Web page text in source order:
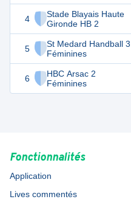
4
Stade Blayais Haute
Gironde HB 2
5
St Medard Handball 3
Féminines
6
HBC Arsac 2
Féminines
17
15 10
Fonctionnalités
Application
Lives commentés